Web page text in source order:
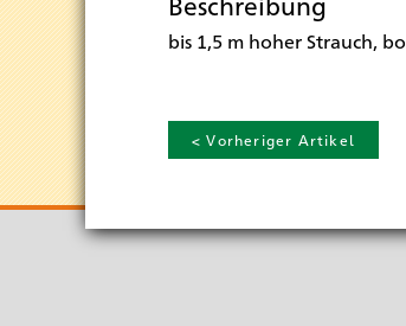
bis 1,5 m hoher Strauch,
< Vorheriger Artikel